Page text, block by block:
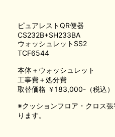
※クッションフロア・クロス
ります。
ピュアレストQR便器
CS232B+SH233BA
ウォッシュレットSS2
TCF6544
本体＋ウォッシュレット
工事費＋処分費
取替価格 ￥183,000-（税込）